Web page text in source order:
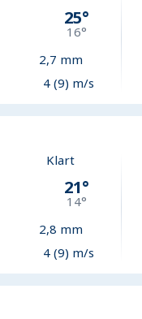
25°
16°
2,7 mm
4 (9) m/s
Klart
21°
14°
2,8 mm
4 (9) m/s